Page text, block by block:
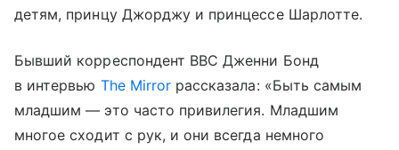
детям, принцу Джорджу и принцессе Шарлотте.
Бывший корреспондент BBC Дженни Бонд
в интервью The Mirror рассказала: «Быть самым
младшим — это часто привилегия. Младшим
многое сходит с рук, и они всегда немного